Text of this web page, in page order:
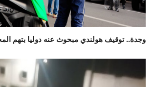
وجدة.. توقيف هولندي مبحوث عنه دوليا بتهم